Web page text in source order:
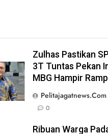
Zulhas Pastikan
3T Tuntas Pekan
MBG Hampir
Pelitajagatnews.com
0
Ribuan Warga